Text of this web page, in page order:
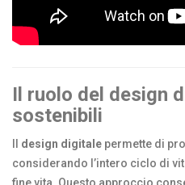
Il ruolo del design
sostenibili
design digitale permette di
considerando l’intero ciclo di